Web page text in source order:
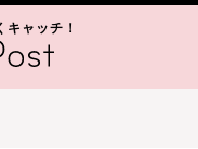
ャッチ！